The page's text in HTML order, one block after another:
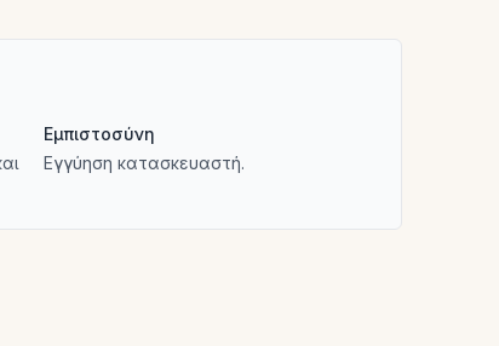
Εμπιστοσύνη
Εγγύηση κατασκευαστή.